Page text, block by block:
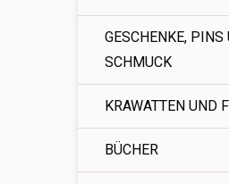
GESCHENKE, PINS
SCHMUCK
KRAWATTEN UND
BÜCHER